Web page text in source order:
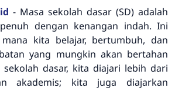
- Masa sekolah dasar (SD) adalah
dengan kenangan indah. Ini
kita belajar, bertumbuh, dan
yang mungkin akan bertahan
dasar, kita diajari lebih dari
akademis; kita juga diajarkan